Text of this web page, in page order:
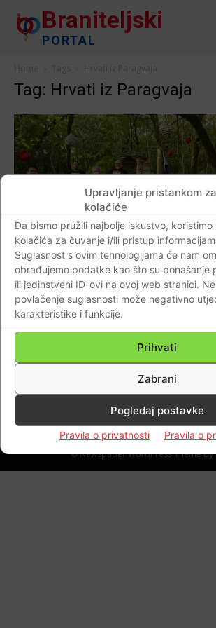
Upravljanje pristankom za
kolačiće
Da bismo pružili najbolje iskustvo,
kolačića za čuvanje i/ili pristup
Suglasnost s ovim tehnologijama će nam
obrađujemo podatke kao što su ponašanje
ili jedinstveni ID-ovi na ovoj web stranici.
povlačenje suglasnosti može negativno
karakteristike i funkcije.
Prihvati
Zabrani
Pogledaj postavke
Pravila o privatnosti Pravila o
Braniteljski
PORTAL
Tag: Hrvati iz Paragvaja
AKTUALNO
FELIZ DIA DE SAN VALENTIN
EL CLUB DE CROATAS DE
PARAGUAY!!!SRETNO
VAM KLUB HRVATA IZ
Braniteljski portal
Impressum Kontaktirajte nas Pravila
© Newspaper WordPress Theme by